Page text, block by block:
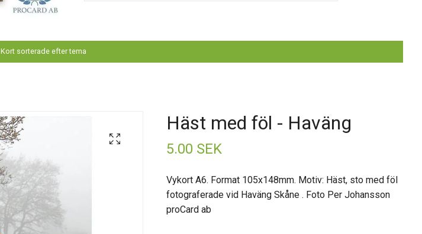
Kort sorterade efter tema
Häst med föl - Haväng
5.00 SEK
Vykort A6. Format 105x148mm. Motiv: Häst, sto med föl
fotograferade vid Haväng Skåne . Foto Per Johansson
proCard ab